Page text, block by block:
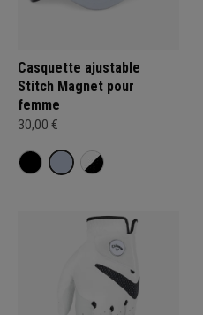
Casquette ajustable
Stitch Magnet pour
femme
30,00 €